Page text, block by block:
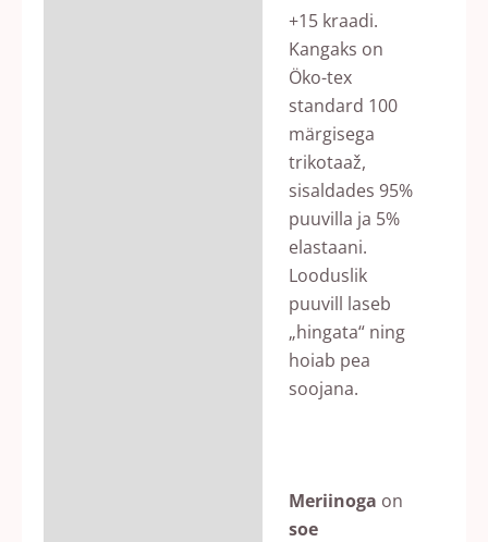
+15 kraadi.
Kangaks on
Öko-tex
standard 100
märgisega
trikotaaž,
sisaldades 95%
puuvilla ja 5%
elastaani.
Looduslik
puuvill laseb
„hingata“ ning
hoiab pea
soojana.
Meriinoga on
soe